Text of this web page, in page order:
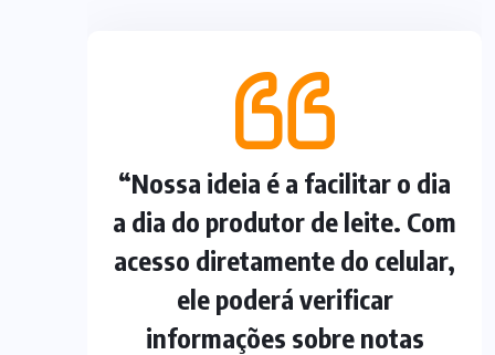
“Nossa ideia é a facilitar o dia
a dia do produtor de leite. Com
acesso diretamente do celular,
ele poderá verificar
informações sobre notas